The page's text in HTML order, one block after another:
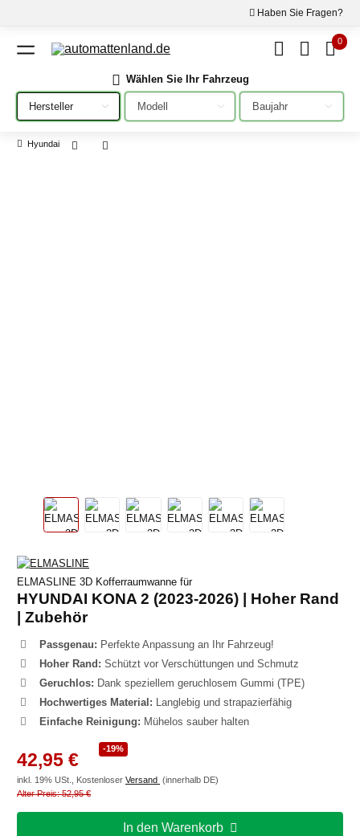
Haben Sie Fragen?
0
Wählen Sie Ihr Fahrzeug
Bitte auswählen
Bitte auswählen Bitte auswählen
Hyundai
ELMASLINE 3D Kofferraumwanne für
HYUNDAI KONA 2 (2023-2026) | Hoher Rand
| Zubehör
Passgenau: Perfekte Anpassung an Ihr Fahrzeug!
Hoher Rand: Schützt vor Verschüttungen und Schmutz
Geruchlos: Dank speziellem geruchlosem Gummi (TPE)
Hochwertiges Material: Langlebig und strapazierfähig
Einfache Reinigung: Mühelos sauber halten
-19%
42,95 €
inkl. 19% USt., Kostenloser Versand (innerhalb DE)
Alter Preis: 52,95 €
In den Warenkorb